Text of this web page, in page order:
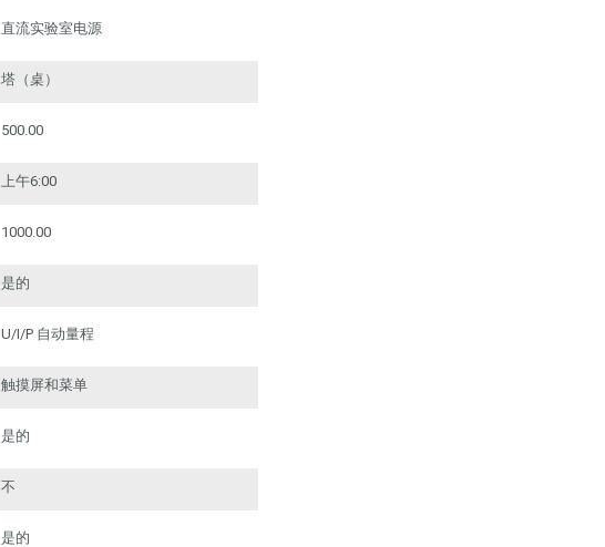
直流实验室电源
塔（桌）
500.00
上午6:00
1000.00
是的
U/I/P 自动量程
触摸屏和菜单
是的
不
是的